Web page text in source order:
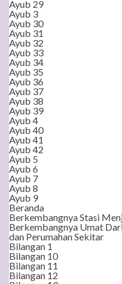
Ayub 29
Ayub 3
Ayub 30
Ayub 31
Ayub 32
Ayub 33
Ayub 34
Ayub 35
Ayub 36
Ayub 37
Ayub 38
Ayub 39
Ayub 4
Ayub 40
Ayub 41
Ayub 42
Ayub 5
Ayub 6
Ayub 7
Ayub 8
Ayub 9
Beranda
Berkembangnya Stasi
Berkembangnya Umat
dan Perumahan Sekitar
Bilangan 1
Bilangan 10
Bilangan 11
Bilangan 12